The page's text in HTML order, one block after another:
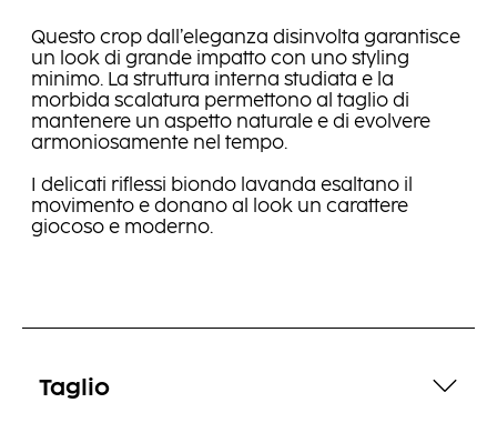
Questo crop dall’eleganza disinvolta garantisce
un look di grande impatto con uno styling
minimo. La struttura interna studiata e la
morbida scalatura permettono al taglio di
mantenere un aspetto naturale e di evolvere
armoniosamente nel tempo.
I delicati riflessi biondo lavanda esaltano il
movimento e donano al look un carattere
giocoso e moderno.
Taglio